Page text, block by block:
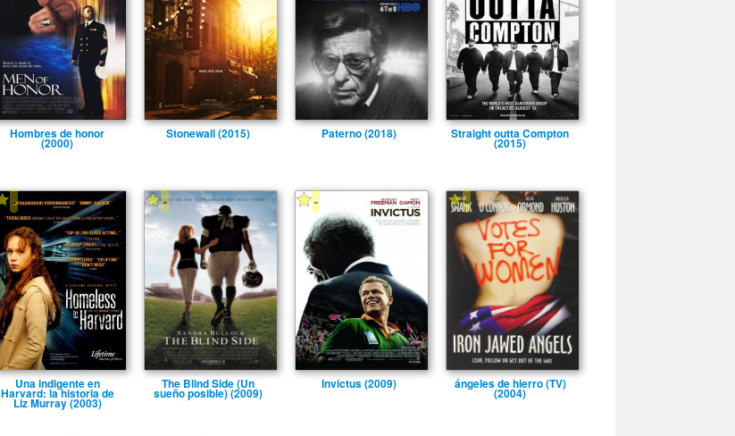
Hombres de honor
(2000)
Stonewall (2015) Paterno (2018) Straight outta Compton
(2015)
-
Una indigente en
Harvard: la historia de
Liz Murray (2003)
-
The Blind Side (Un
sueño posible) (2009)
-
Invictus (2009)
-
ángeles de hierro (TV)
(2004)